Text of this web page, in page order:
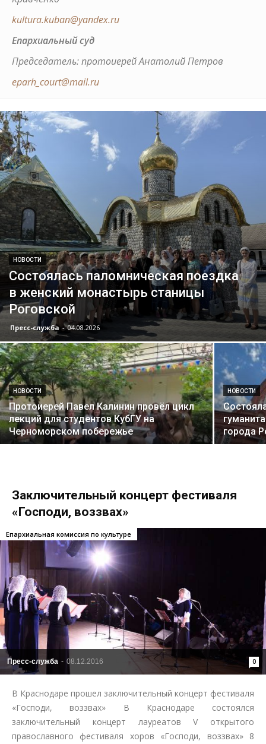
kultura.kuban@yandex.ru
Епархиальный суд
Председатель: протоиерей Анатолий Петров
eparh_court@mail.ru
НОВОСТИ
Состоялась паломническая поездка
в женский монастырь станицы
Роговской
Пресс-служба - 04.08.2026
НОВОСТИ
Протоиерей Павел Калинин провёл цикл
лекций для студентов КубГУ на
Черноморском побережье
НОВОСТИ
города
Заключительный концерт фестиваля
«Господи, воззвах»
Пресс-служба - 08.12.2016 0
Епархиальная комиссия по культуре
В Краснодаре прошел заключительный концерт фестиваля
«Господи, воззвах» В Краснодаре состоялся
заключительный концерт лауреатов V открытого
православного фестиваля хоров «Господи, воззвах» 8